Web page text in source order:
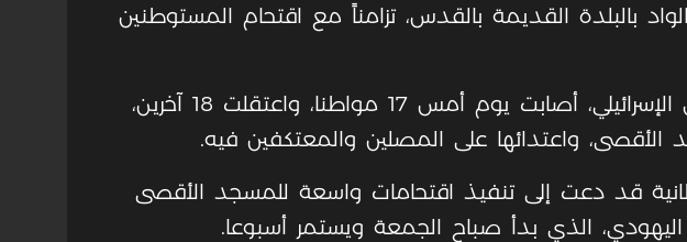
بالبلدة القديمة بالقدس، تزامناً مع اقتحام المستوطنين
يذكر أن قوات الاحتلال الإسرائيلي، أصابت يوم أمس 17 مواطنا، واعتقلت 18 آخرين،
الأقصى، واعتدائها على المصلين والمعتكفين فيه.
قد دعت إلى تنفيذ اقتحامات واسعة للمسجد الأقصى
الذي بدأ صباح الجمعة ويستمر أسبوعا.